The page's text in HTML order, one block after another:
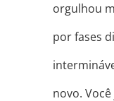
orgulhou
por fases
novo.